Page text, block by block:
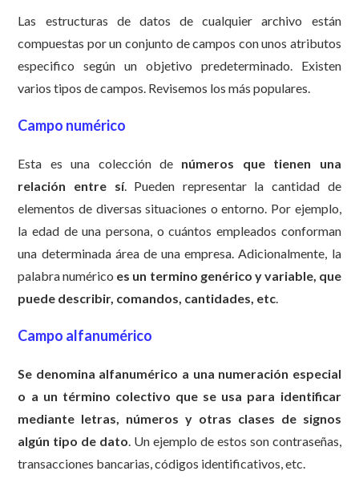
Las estructuras de datos de cualquier archivo están
compuestas por un conjunto de campos con unos atributos
especifico según un objetivo predeterminado. Existen
varios tipos de campos. Revisemos los más populares.
Campo numérico
Esta es una colección de números que tienen una
relación entre sí. Pueden representar la cantidad de
elementos de diversas situaciones o entorno. Por ejemplo,
la edad de una persona, o cuántos empleados conforman
una determinada área de una empresa. Adicionalmente, la
palabra numérico es un termino genérico y variable, que
puede describir, comandos, cantidades, etc.
Campo alfanumérico
Se denomina alfanumérico a una numeración especial
o a un término colectivo que se usa para identificar
mediante letras, números y otras clases de signos
algún tipo de dato. Un ejemplo de estos son contraseñas,
transacciones bancarias, códigos identificativos, etc.